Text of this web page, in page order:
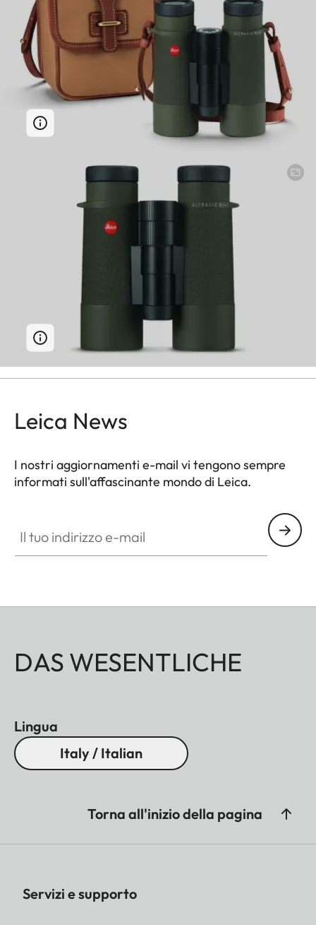
Leica News
I nostri aggiornamenti e-mail vi tengono sempre
informati sull'affascinante mondo di Leica.
DAS WESENTLICHE
Lingua
Italy / Italian
Torna all'inizio della pagina
Servizi e supporto